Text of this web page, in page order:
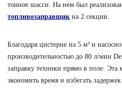
тонное шасси. На нем был
топливозаправщик на 2 секции.
Благодаря цистерне на 5 м³ и
производительностью до 80 л/мин
заправку техники прямо в поле. Эта
экономить время и избегать